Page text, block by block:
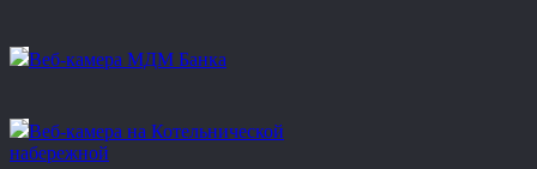
Веб-камера МДМ Банка
Веб-камера на Котельнической
набережной